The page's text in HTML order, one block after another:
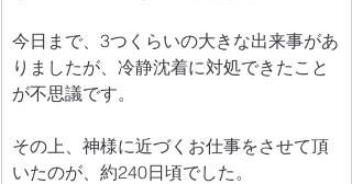
今日まで、3つくらいの大きな出来事があ
りましたが、冷静沈着に対処できたこと
が不思議です。
その上、神様に近づくお仕事をさせて頂
いたのが、約240日頃でした。